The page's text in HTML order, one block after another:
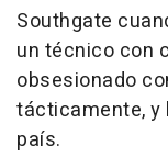
Southgate
un técnico con
obsesionado
tácticamente, y
país.